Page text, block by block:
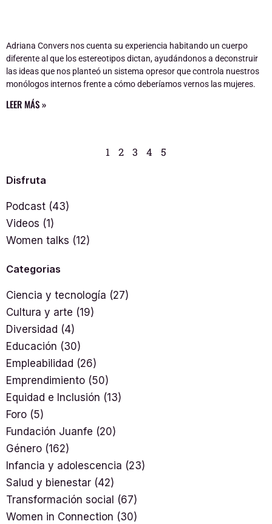
Adriana Convers nos cuenta su experiencia habitando un cuerpo
diferente al que los estereotipos dictan, ayudándonos a deconstruir
las ideas que nos planteó un sistema opresor que controla nuestros
monólogos internos frente a cómo deberíamos vernos las mujeres.
LEER MÁS »
1 2 3 4 5
Disfruta
Podcast (43)
Videos (1)
Women talks (12)
Categorias
Ciencia y tecnología (27)
Cultura y arte (19)
Diversidad (4)
Educación (30)
Empleabilidad (26)
Emprendimiento (50)
Equidad e Inclusión (13)
Foro (5)
Fundación Juanfe (20)
Género (162)
Infancia y adolescencia (23)
Salud y bienestar (42)
Transformación social (67)
Women in Connection (30)